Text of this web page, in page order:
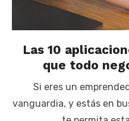
Las 10
que todo
Si eres un
vanguardia, y estás en